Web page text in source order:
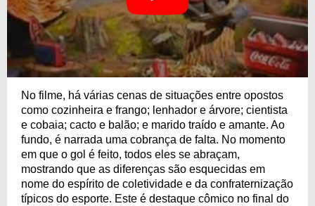
No filme, há várias cenas de situações entre opostos
como cozinheira e frango; lenhador e árvore; cientista
e cobaia; cacto e balão; e marido traído e amante. Ao
fundo, é narrada uma cobrança de falta. No momento
em que o gol é feito, todos eles se abraçam,
mostrando que as diferenças são esquecidas em
nome do espírito de coletividade e da confraternização
típicos do esporte. Este é destaque cômico no final do